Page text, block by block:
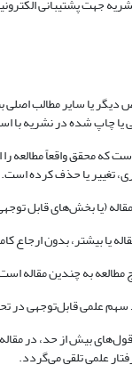
یا سایر مطالب
چاپ شده در نشریه با
که محقق واقعاً مطالعه
تغییر یا حذف کرده است.
(یا بخش‌های قابل
یا بیشتر، بدون
به چندین مقاله
علمی قابل‌توجهی در
بیش از حد، در
علمی تلقی می‌گردد.